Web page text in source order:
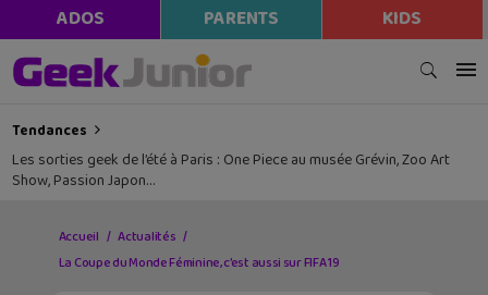
ADOS PARENTS KIDS
Tendances
Les sorties geek de l’été à Paris : One Piece au musée Grévin, Zoo Art
Show, Passion Japon…
Accueil
Actualités
La Coupe du Monde Féminine, c’est aussi sur FIFA 19